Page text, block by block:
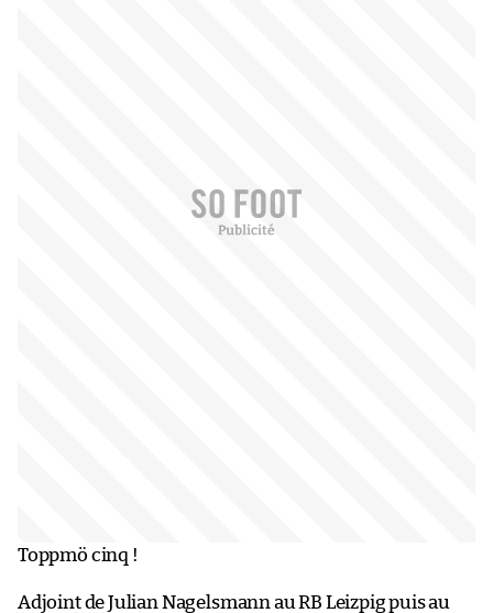
Toppmö cinq !
Adjoint de Julian Nagelsmann au RB Leizpig puis au